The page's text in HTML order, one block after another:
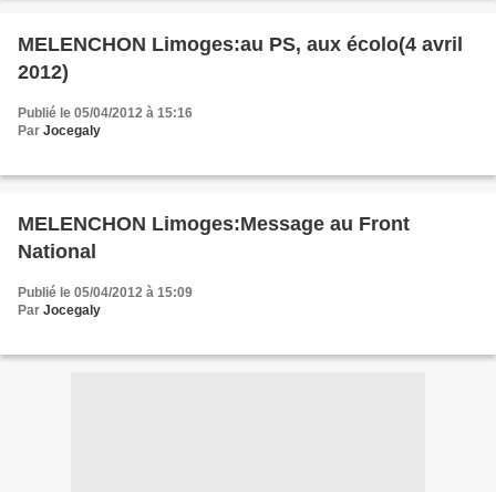
MELENCHON Limoges:au PS, aux écolo(4 avril
2012)
Publié le 05/04/2012 à 15:16
Par Jocegaly
MELENCHON Limoges:Message au Front
National
Publié le 05/04/2012 à 15:09
Par Jocegaly